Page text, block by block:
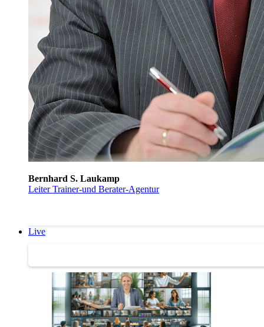
Bernhard S. Laukamp
Leiter Trainer-und Berater-Agentur
Live